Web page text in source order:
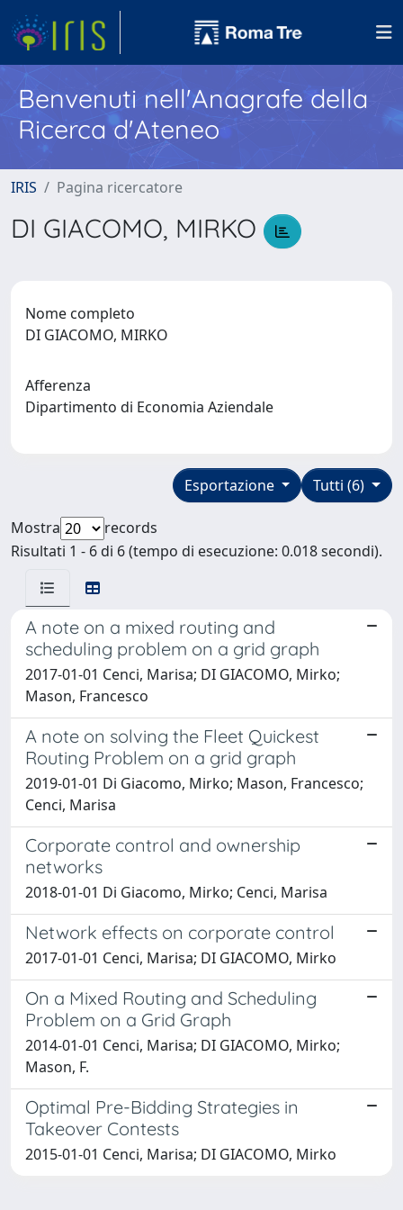
Benvenuti nell'Anagrafe della
Ricerca d'Ateneo
IRIS Pagina ricercatore
DI GIACOMO, MIRKO
Nome completo
DI GIACOMO, MIRKO
Afferenza
Dipartimento di Economia Aziendale
Tutti (6)
Esportazione
Mostra
records
Risultati 1 - 6 di 6 (tempo di esecuzione: 0.018 secondi).
A note on a mixed routing and
scheduling problem on a grid graph
2017-01-01 Cenci, Marisa; DI GIACOMO, Mirko;
Mason, Francesco
A note on solving the Fleet Quickest
Routing Problem on a grid graph
2019-01-01 Di Giacomo, Mirko; Mason, Francesco;
Cenci, Marisa
Corporate control and ownership
networks
2018-01-01 Di Giacomo, Mirko; Cenci, Marisa
Network effects on corporate control
2017-01-01 Cenci, Marisa; DI GIACOMO, Mirko
On a Mixed Routing and Scheduling
Problem on a Grid Graph
2014-01-01 Cenci, Marisa; DI GIACOMO, Mirko;
Mason, F.
Optimal Pre-Bidding Strategies in
Takeover Contests
2015-01-01 Cenci, Marisa; DI GIACOMO, Mirko